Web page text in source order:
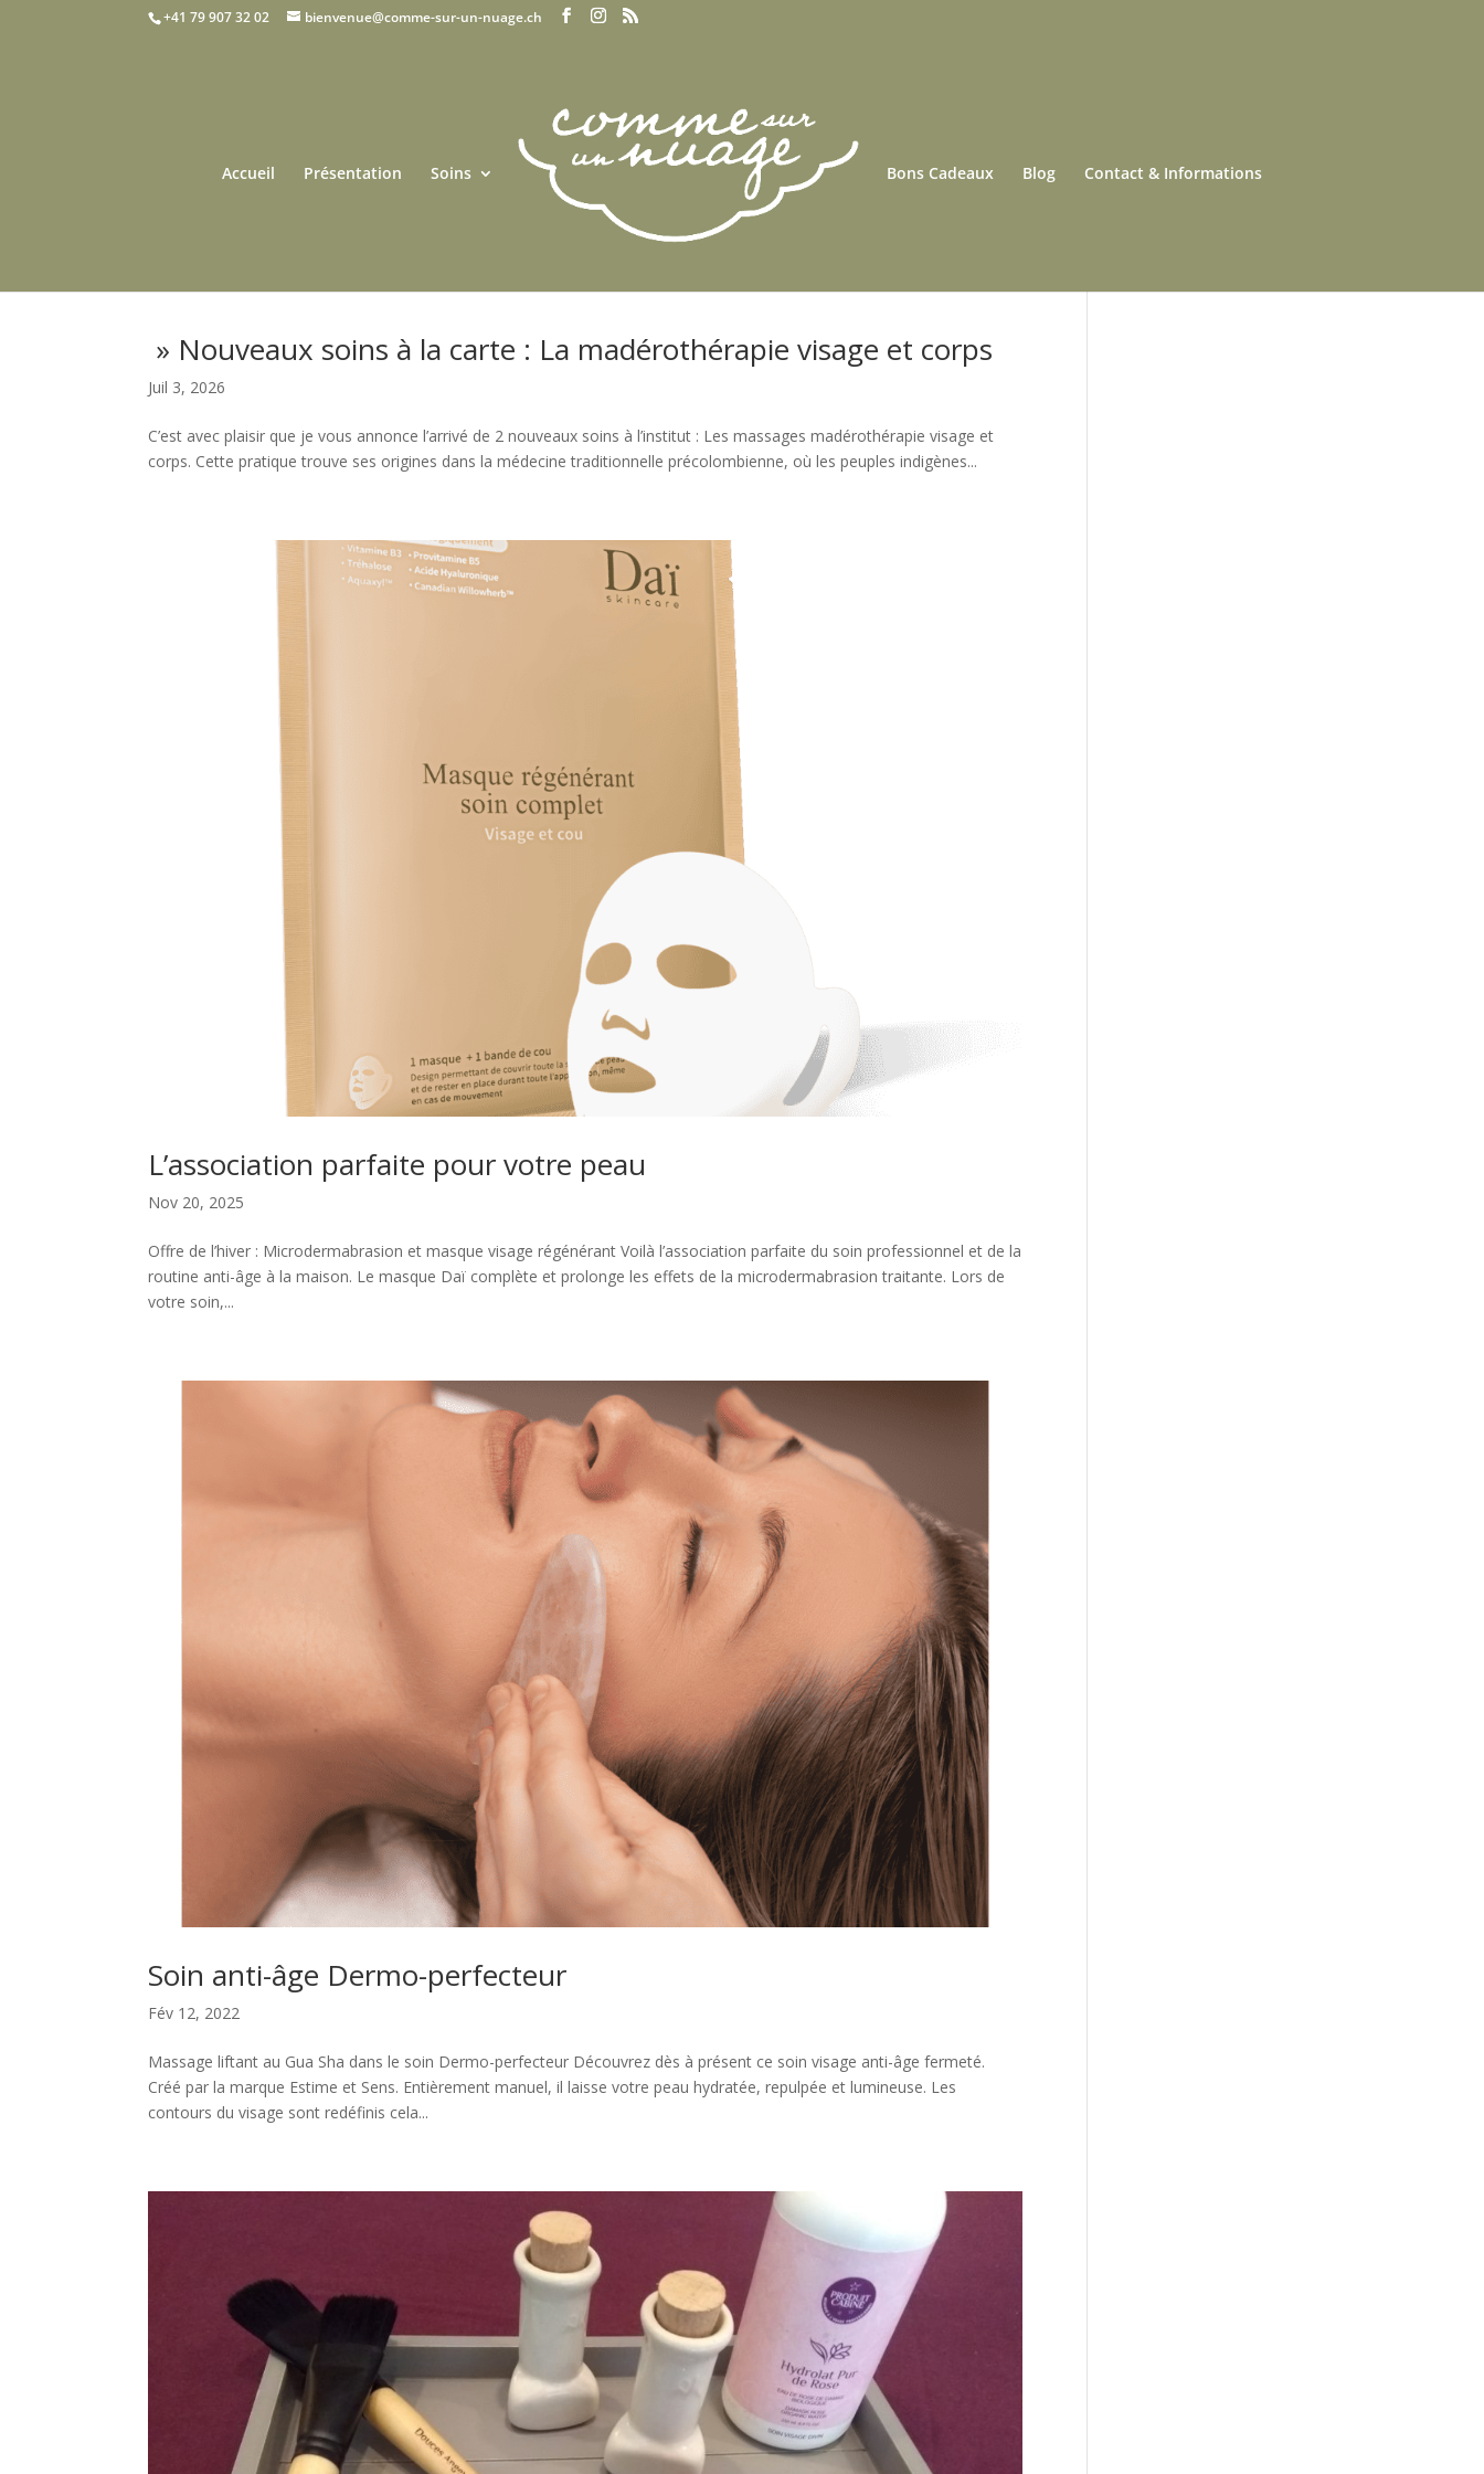
+41 79 907 32 02 bienvenue@comme-sur-un-nuage.ch
Accueil Présentation Soins Bons Cadeaux Blog Contact & Informations
» Nouveaux soins à la carte : La madérothérapie visage et corps
Juil 3, 2026
C’est avec plaisir que je vous annonce l’arrivé de 2 nouveaux soins à l’institut : Les massages madérothérapie visage et
corps. Cette pratique trouve ses origines dans la médecine traditionnelle précolombienne, où les peuples indigènes...
L’association parfaite pour votre peau
Nov 20, 2025
Offre de l’hiver : Microdermabrasion et masque visage régénérant Voilà l’association parfaite du soin professionnel et de la
routine anti-âge à la maison. Le masque Daï complète et prolonge les effets de la microdermabrasion traitante. Lors de
votre soin,...
Soin anti-âge Dermo-perfecteur
Fév 12, 2022
Massage liftant au Gua Sha dans le soin Dermo-perfecteur Découvrez dès à présent ce soin visage anti-âge fermeté.
Créé par la marque Estime et Sens. Entièrement manuel, il laisse votre peau hydratée, repulpée et lumineuse. Les
contours du visage sont redéfinis cela...